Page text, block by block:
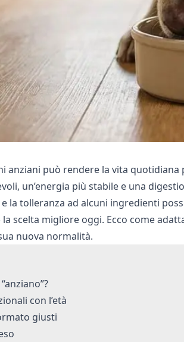
anziani può rendere la vita
un’energia più stabile e una
la tolleranza ad alcuni ingredienti
scelta migliore oggi. Ecco come
nuova normalità.
con l’età
giusti